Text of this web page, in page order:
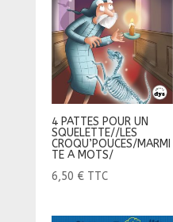
4 PATTES POUR UN
SQUELETTE//LES
CROQU’POUCES/MARMI
TE A MOTS/
6,50 € TTC